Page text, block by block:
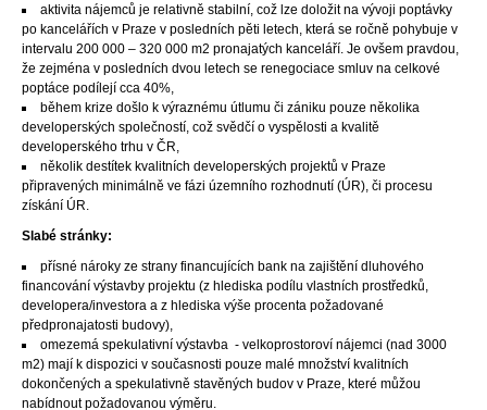
aktivita nájemců je relativně stabilní, což lze doložit na vývoji poptávky
po kancelářích v Praze v posledních pěti letech, která se ročně pohybuje v
intervalu 200 000 – 320 000 m2 pronajatých kanceláří. Je ovšem pravdou,
že zejména v posledních dvou letech se renegociace smluv na celkové
poptáce podílejí cca 40%,
během krize došlo k výraznému útlumu či zániku pouze několika
developerských společností, což svědčí o vyspělosti a kvalitě
developerského trhu v ČR,
několik destítek kvalitních developerských projektů v Praze
připravených minimálně ve fázi územního rozhodnutí (ÚR), či procesu
získání ÚR.
Slabé stránky:
přísné nároky ze strany financujících bank na zajištění dluhového
financování výstavby projektu (z hlediska podílu vlastních prostředků,
developera/investora a z hlediska výše procenta požadované
předpronajatosti budovy),
omezemá spekulativní výstavba - velkoprostoroví nájemci (nad 3000
m2) mají k dispozici v současnosti pouze malé množství kvalitních
dokončených a spekulativně stavěných budov v Praze, které můžou
nabídnout požadovanou výměru.